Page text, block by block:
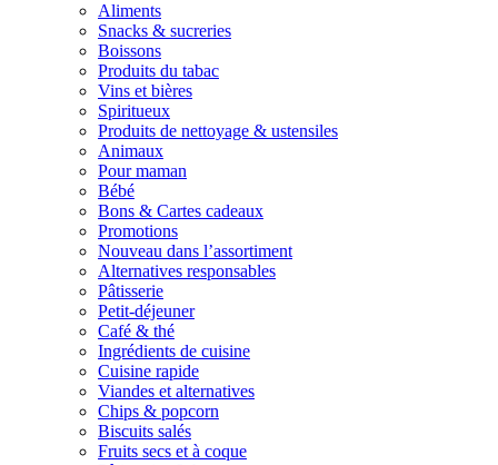
Aliments
Snacks & sucreries
Boissons
Produits du tabac
Vins et bières
Spiritueux
Produits de nettoyage & ustensiles
Animaux
Pour maman
Bébé
Bons & Cartes cadeaux
Promotions
Nouveau dans l’assortiment
Alternatives responsables
Pâtisserie
Petit-déjeuner
Café & thé
Ingrédients de cuisine
Cuisine rapide
Viandes et alternatives
Chips & popcorn
Biscuits salés
Fruits secs et à coque